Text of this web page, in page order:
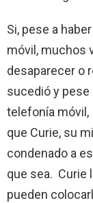
Si, pese a
móvil, muchos
desaparecer o
sucedió y pese
telefonía móvil,
que Curie, su
condenado a
que sea. Curie
pueden